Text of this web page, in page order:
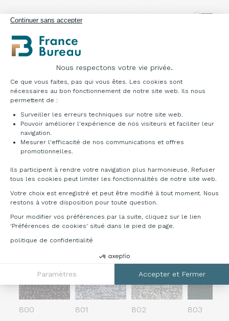
Continuer sans accepter
Nous respectons votre vie privée.
Plateforme de Gestion du Consentement :
Ce que vous faites, pas qui vous êtes. Les cookies sont
nécessaires au bon fonctionnement de notre site web. Ils nous
permettent de :
Surveiller les erreurs techniques sur notre site web.
Pouvoir améliorer l'expérience de nos visiteurs et faciliter leur
navigation.
Mesurer l'efficacité de nos communications et offres
promotionnelles.
Ils participent à rendre votre navigation plus harmonieuse. Refuser
tous les cookies peut limiter les fonctionnalités de notre site web.
Votre choix est enregistré et peut être modifié à tout moment. Nous
restons à votre disposition pour toute question.
Pour modifier vos préférences par la suite, cliquez sur le lien
'Préférences de cookies' situé dans le pied de page.
politique de confidentialité
Paramètres Accepter et Fermer
Axeptio consent
Canapé bas dossier
Tissu Fiber 8 bouclé réf.
:7DNO3F8
Canapé haut dossier
: 7DNO2F8
Nuancier
FIBER 8 - Bouclé
italienne : Classe1. Test exécuté selon UNI 8456 et
UNI EN 13823 Classe française : Classe M1. Test
ses caractéristiques de faibles émissions de COV et
selon la norme UNI EN ISO 12947-2:2000 -
lumière : Test avec lampe à arc au xénon (ÉCHELLE
800 801 802 803